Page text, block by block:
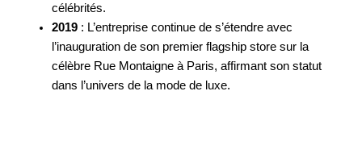
célébrités.
2019: L’entreprise continue de s’étendre avec
l’inauguration de son premier flagship store sur la
célèbre Rue Montaigne à Paris, affirmant son statut
dans l’univers de la mode de luxe.